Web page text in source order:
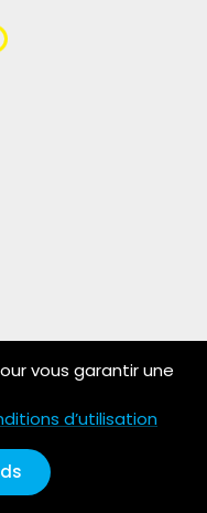
vous garantir une
d’utilisation